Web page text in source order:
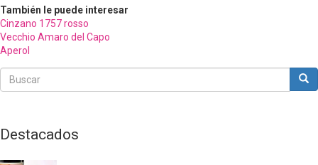
También le puede interesar
Cinzano 1757 rosso
Vecchio Amaro del Capo
Aperol
Buscar
Buscar
Destacados